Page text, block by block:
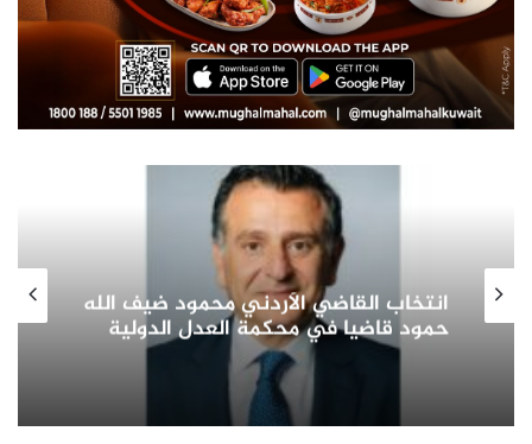
صاحب السمو الأمير الشيخ مشعل الأحمد
الجابر الصباح يشيد بدور المرأة الكويتية
في التنمية الشاملة ويؤكد: شريك
أساسي في بناء الوطن وتمثيله دوليا